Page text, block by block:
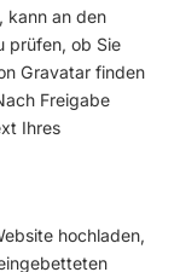
kann an den
prüfen, ob Sie
Gravatar finden
Freigabe
Ihres
hochladen,